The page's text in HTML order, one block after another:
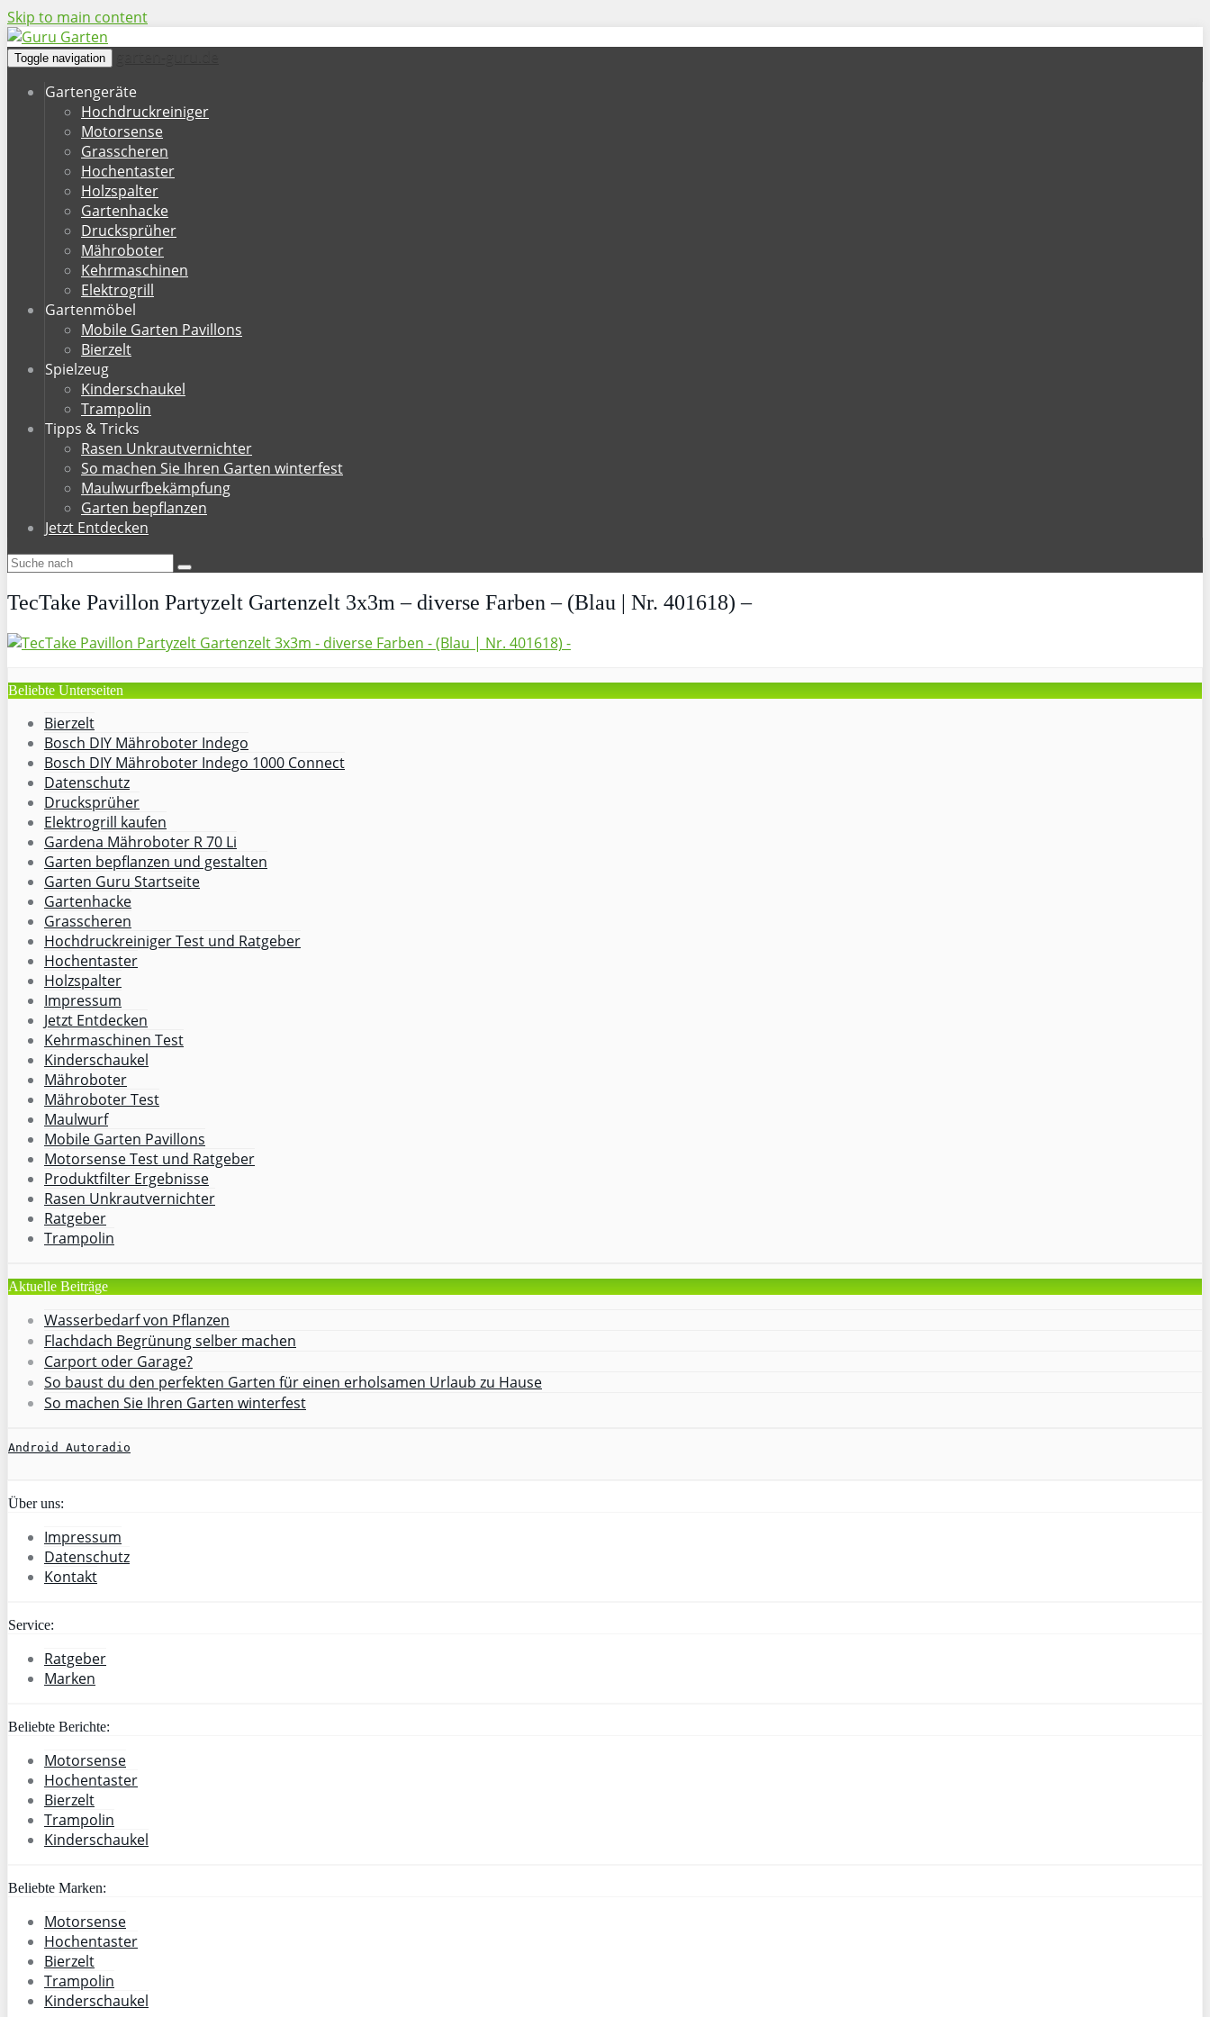
Skip to main content
Toggle navigation
Gartengeräte
Hochdruckreiniger
Motorsense
Grasscheren
Hochentaster
Holzspalter
Gartenhacke
Drucksprüher
Mähroboter
Kehrmaschinen
Elektrogrill
Gartenmöbel
Mobile Garten Pavillons
Bierzelt
Spielzeug
Kinderschaukel
Trampolin
Tipps & Tricks
Rasen Unkrautvernichter
So machen Sie Ihren Garten winterfest
Maulwurfbekämpfung
Garten bepflanzen
Jetzt Entdecken
TecTake Pavillon Partyzelt Gartenzelt 3x3m – diverse Farben – (Blau | Nr. 401618) –
Beliebte Unterseiten
Bierzelt
Bosch DIY Mähroboter Indego
Bosch DIY Mähroboter Indego 1000 Connect
Datenschutz
Drucksprüher
Elektrogrill kaufen
Gardena Mähroboter R 70 Li
Garten bepflanzen und gestalten
Garten Guru Startseite
Gartenhacke
Grasscheren
Hochdruckreiniger Test und Ratgeber
Hochentaster
Holzspalter
Impressum
Jetzt Entdecken
Kehrmaschinen Test
Kinderschaukel
Mähroboter
Mähroboter Test
Maulwurf
Mobile Garten Pavillons
Motorsense Test und Ratgeber
Produktfilter Ergebnisse
Rasen Unkrautvernichter
Ratgeber
Trampolin
Aktuelle Beiträge
Wasserbedarf von Pflanzen
Flachdach Begrünung selber machen
Carport oder Garage?
So baust du den perfekten Garten für einen erholsamen Urlaub zu Hause
So machen Sie Ihren Garten winterfest
Android Autoradio
Über uns:
Impressum
Datenschutz
Kontakt
Service:
Ratgeber
Marken
Beliebte Berichte:
Motorsense
Hochentaster
Bierzelt
Trampolin
Kinderschaukel
Beliebte Marken:
Motorsense
Hochentaster
Bierzelt
Trampolin
Kinderschaukel